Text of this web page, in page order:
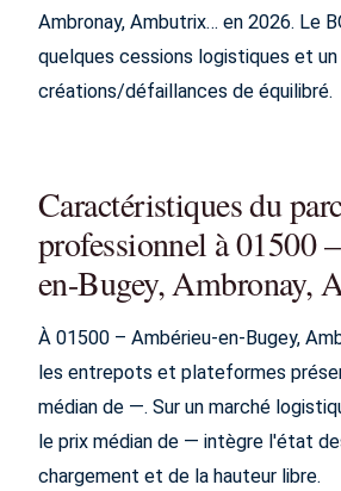
Ambronay, Ambutrix… en 2026. Le
quelques cessions logistiques et
créations/défaillances de équilibré.
Caractéristiques du
professionnel à 01500
en-Bugey,
À 01500 – Ambérieu-en-Bugey,
les entrepots et plateformes
médian de —. Sur un marché
le prix médian de — intègre l'état
chargement et de la hauteur libre.